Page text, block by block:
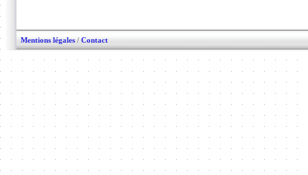
Mentions légales / Contact